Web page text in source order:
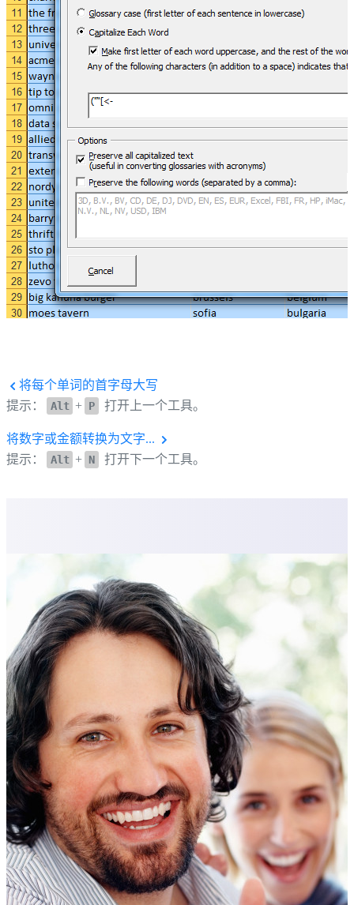
将每个单词的首字母大写
提示：
Alt + P 打开上一个工具。
将数字或金额转换为文字...
提示：
Alt + N 打开下一个工具。